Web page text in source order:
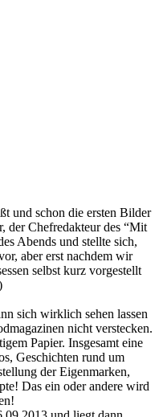
und schon die ersten Bilder
der Chefredakteur des “Mit
Abends und stellte sich,
aber erst nachdem wir
selbst kurz vorgestellt
sich wirklich sehen lassen
nicht verstecken.
Papier. Insgesamt eine
Geschichten rund um
der Eigenmarken,
Das ein oder andere wird